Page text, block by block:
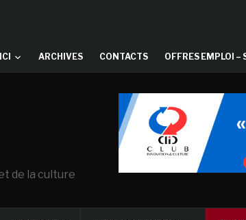
ARCHIVES CONTACTS OFFRES EMPLOI –
de la culture